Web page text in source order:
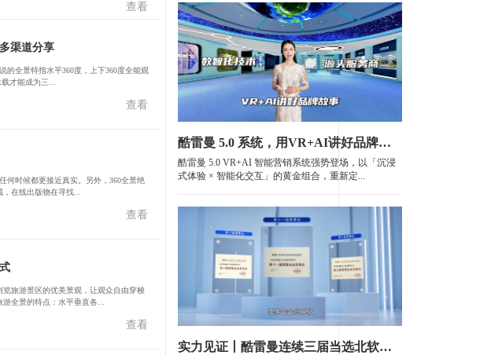
查看
渠道分享
的全景特指水平360度，上下360度全能观
才能成为三...
查看
何时候都更接近真实。另外，360全景绝
在线出版物在寻找...
查看
旅游景区的优美景观，让观众自由穿梭
全景的特点：水平垂直各...
查看
酷雷曼 5.0 系统，用VR+AI讲好品牌故事
酷雷曼 5.0 VR+AI 智能营销系统强势登场，以「沉浸
式体验 × 智能化交互」的黄金组合，重新定...
实力见证丨酷雷曼连续三届当选北软协理事会会员单位